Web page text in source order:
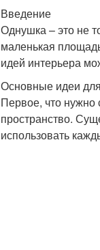
Введение
Однушка – это не
маленькая
идей интерьера
Основные идеи
Первое, что нужно
пространство.
использовать